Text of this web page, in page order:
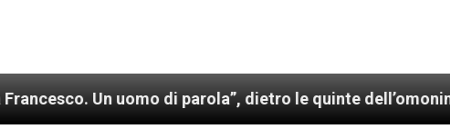
Un uomo di parola”, dietro le quinte dell’omonimo film di